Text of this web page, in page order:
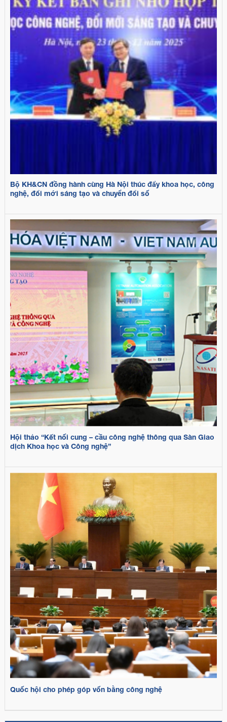
Bộ KH&CN đồng hành cùng Hà Nội thúc đẩy khoa học, công
nghệ, đổi mới sáng tạo và chuyển đổi số
Hội thảo “Kết nối cung – cầu công nghệ thông qua Sàn Giao
dịch Khoa học và Công nghệ”
Quốc hội cho phép góp vốn bằng công nghệ